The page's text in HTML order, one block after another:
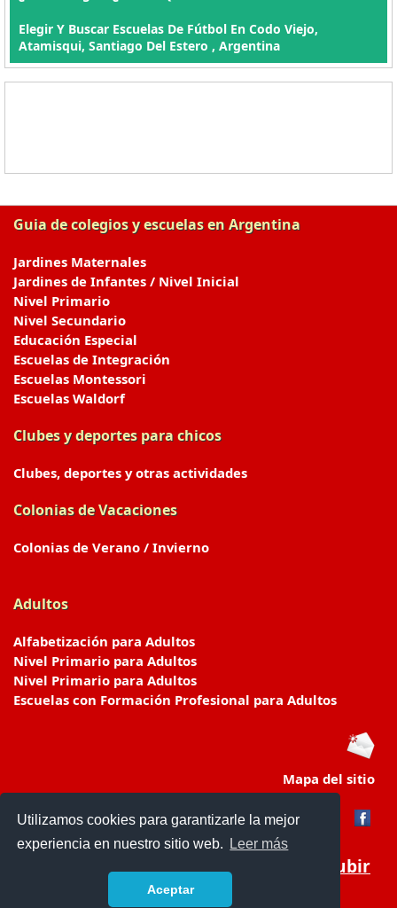
Utilizamos cookies para garantizarle la mejor
experiencia en nuestro sitio web.
Leer más
Aceptar
Elegir Y Buscar Escuelas De Fútbol En Codo Viejo,
Atamisqui, Santiago Del Estero , Argentina
Guia de colegios y escuelas en Argentina
Jardines Maternales
Jardines de Infantes / Nivel Inicial
Nivel Primario
Nivel Secundario
Educación Especial
Escuelas de Integración
Escuelas Montessori
Escuelas Waldorf
Clubes y deportes para chicos
Clubes, deportes y otras actividades
Colonias de Vacaciones
Colonias de Verano / Invierno
Adultos
Alfabetización para Adultos
Nivel Primario para Adultos
Nivel Primario para Adultos
Escuelas con Formación Profesional para Adultos
Mapa del sitio
Subir